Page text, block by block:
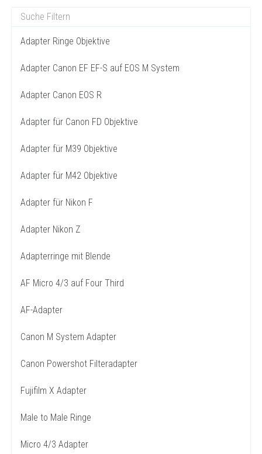
Adapter Ringe Objektive
Adapter Canon EF EF-S auf EOS M System
Adapter Canon EOS R
Adapter für Canon FD Objektive
Adapter für M39 Objektive
Adapter für M42 Objektive
Adapter für Nikon F
Adapter Nikon Z
Adapterringe mit Blende
AF Micro 4/3 auf Four Third
AF-Adapter
Canon M System Adapter
Canon Powershot Filteradapter
Fujifilm X Adapter
Male to Male Ringe
Micro 4/3 Adapter